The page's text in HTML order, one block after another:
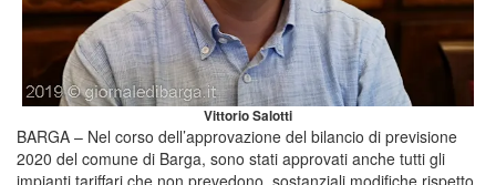
Vittorio Salotti
BARGA – Nel corso dell’approvazione del bilancio di previsione
2020 del comune di Barga, sono stati approvati anche tutti gli